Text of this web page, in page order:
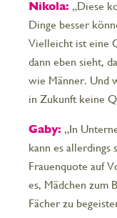
Nikola: „Diese
Dinge besser
Vielleicht ist eine
dann eben sieht,
wie Männer. Und
in Zukunft keine
Gaby: „In
kann es allerdings
Frauenquote auf
es, Mädchen zum
Fächer zu